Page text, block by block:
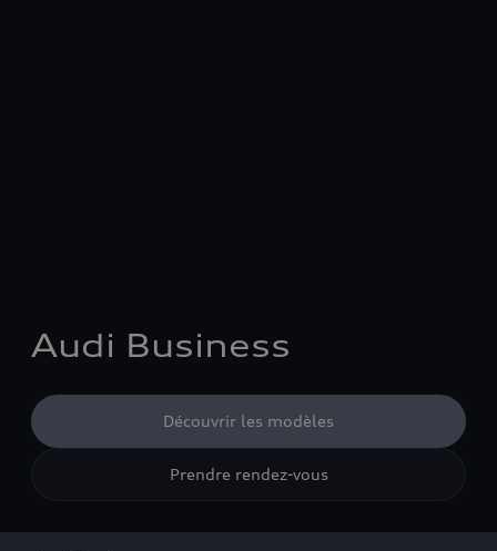
Audi Business
Découvrir les modèles
Prendre rendez-vous